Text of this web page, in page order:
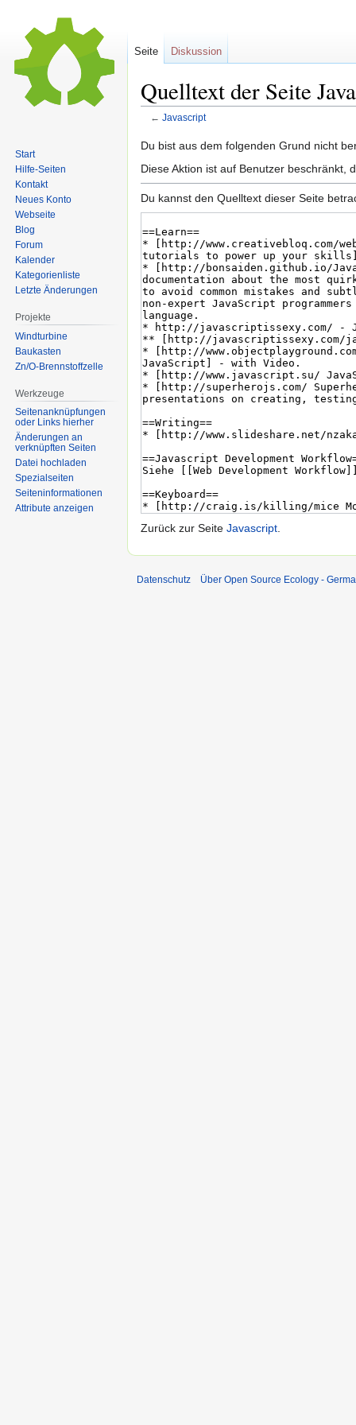
Quelltext der Seite
← Javascript
Zur
Navigation
Zur
Suche
Du bist aus dem folgenden Grund nicht
Diese Aktion ist auf Benutzer beschränkt,
Du kannst den Quelltext dieser Seite
Zurück zur Seite Javascript.
Seite Diskussion
Start
Hilfe-Seiten
Kontakt
Neues Konto
Webseite
Blog
Forum
Kalender
Kategorienliste
Letzte Änderungen
Projekte
Windturbine
Baukasten
Zn/O-Brennstoffzelle
Werkzeuge
Seitenanknüpfungen
oder Links hierher
Änderungen an
verknüpften Seiten
Datei hochladen
Spezialseiten
Seiten­informationen
Attribute anzeigen
Datenschutz Über Open Source Ecology -